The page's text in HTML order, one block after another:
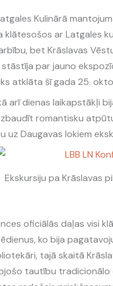
Kulinārā
klātesošos ar Latgales
bet Krāslavas
par jauno
atklāta šī gada 25.
arī dienas laikapstākļi
romantisku
uz Daugavas lokiem
Ekskursiju pa Krāslavas
oficiālās daļas visi
ko bija
tajā skaitā
tautību tradicionālo